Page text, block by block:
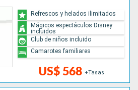
US$ 568 +Tasas
Refrescos y helados ilimitados
Mágicos espectáculos Disney
incluidos
Club de niños incluido
Camarotes familiares